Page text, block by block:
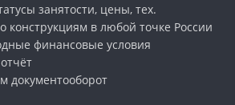
занятости, цены, тех.
конструкциям в любой точке России
финансовые условия
документооборот